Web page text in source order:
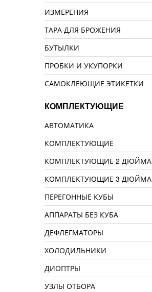
ИЗМЕРЕНИЯ
ТАРА ДЛЯ БРОЖЕНИЯ
БУТЫЛКИ
ПРОБКИ И УКУПОРКИ
САМОКЛЕЮЩИЕ ЭТИКЕТКИ
КОМПЛЕКТУЮЩИЕ
АВТОМАТИКА
КОМПЛЕКТУЮЩИЕ
КОМПЛЕКТУЮЩИЕ 2 ДЮЙМА
КОМПЛЕКТУЮЩИЕ 3 ДЮЙМА
ПЕРЕГОННЫЕ КУБЫ
АППАРАТЫ БЕЗ КУБА
ДЕФЛЕГМАТОРЫ
ХОЛОДИЛЬНИКИ
ДИОПТРЫ
УЗЛЫ ОТБОРА